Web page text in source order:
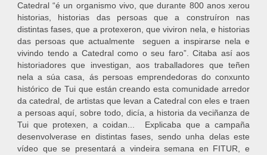
Catedral “é un organismo vivo, que durante 800 anos xerou
historias, historias das persoas que a construíron nas
distintas fases, que a protexeron, que viviron nela, e historias
das persoas que actualmente seguen a inspirarse nela e
vivindo tendo a Catedral como o seu faro”. Citaba así aos
historiadores que investigan, aos traballadores que teñen
nela a súa casa, ás persoas emprendedoras do conxunto
histórico de Tui que están creando esta comunidade arredor
da catedral, de artistas que levan a Catedral con eles e traen
a persoas aquí, sobre todo, dicía, a historia da veciñanza de
Tui que protexen, a coidan... Explicaba que a campaña
desenvolverase en distintas fases, sendo unha delas este
vídeo que se presentará a vindeira semana en FITUR, e